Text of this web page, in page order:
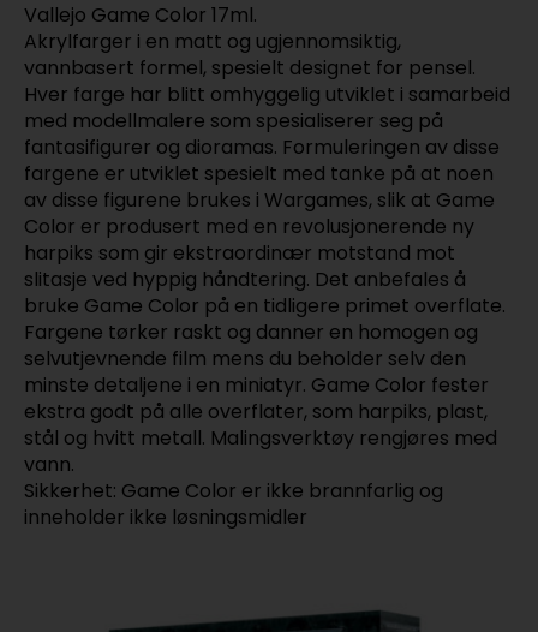
Vallejo Game Color 17ml.
Akrylfarger i en matt og ugjennomsiktig,
vannbasert formel, spesielt designet for pensel.
Hver farge har blitt omhyggelig utviklet i samarbeid
med modellmalere som spesialiserer seg på
fantasifigurer og dioramas. Formuleringen av disse
fargene er utviklet spesielt med tanke på at noen
av disse figurene brukes i Wargames, slik at Game
Color er produsert med en revolusjonerende ny
harpiks som gir ekstraordinær motstand mot
slitasje ved hyppig håndtering. Det anbefales å
bruke Game Color på en tidligere primet overflate.
Fargene tørker raskt og danner en homogen og
selvutjevnende film mens du beholder selv den
minste detaljene i en miniatyr. Game Color fester
ekstra godt på alle overflater, som harpiks, plast,
stål og hvitt metall. Malingsverktøy rengjøres med
vann.
Sikkerhet: Game Color er ikke brannfarlig og
inneholder ikke løsningsmidler